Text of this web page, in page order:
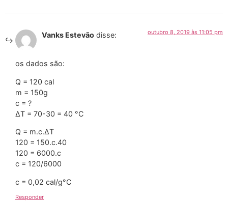
Vanks Estevão disse: outubro 8, 2019 às 11:05 pm
os dados são:
Q = 120 cal
m = 150g
c = ?
∆T = 70-30 = 40 °C
Q = m.c.∆T
120 = 150.c.40
120 = 6000.c
c = 120/6000
c = 0,02 cal/g°C
Responder